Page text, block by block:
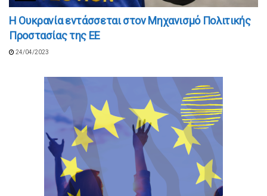
Η Ουκρανία εντάσσεται στον Μηχανισμό Πολιτικής
Προστασίας της ΕΕ
24/04/2023